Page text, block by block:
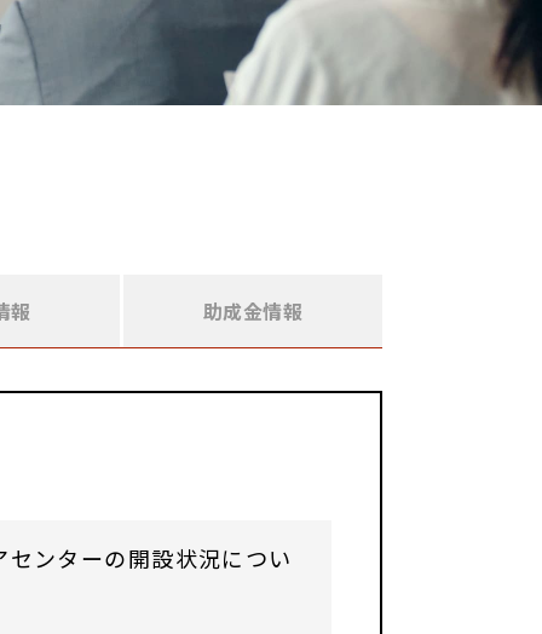
報 助成金情報
センターの開設状況につい